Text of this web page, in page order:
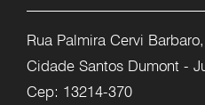
Rua Palmira Cervi
Cidade Santos Dumont -
Cep: 13214-370